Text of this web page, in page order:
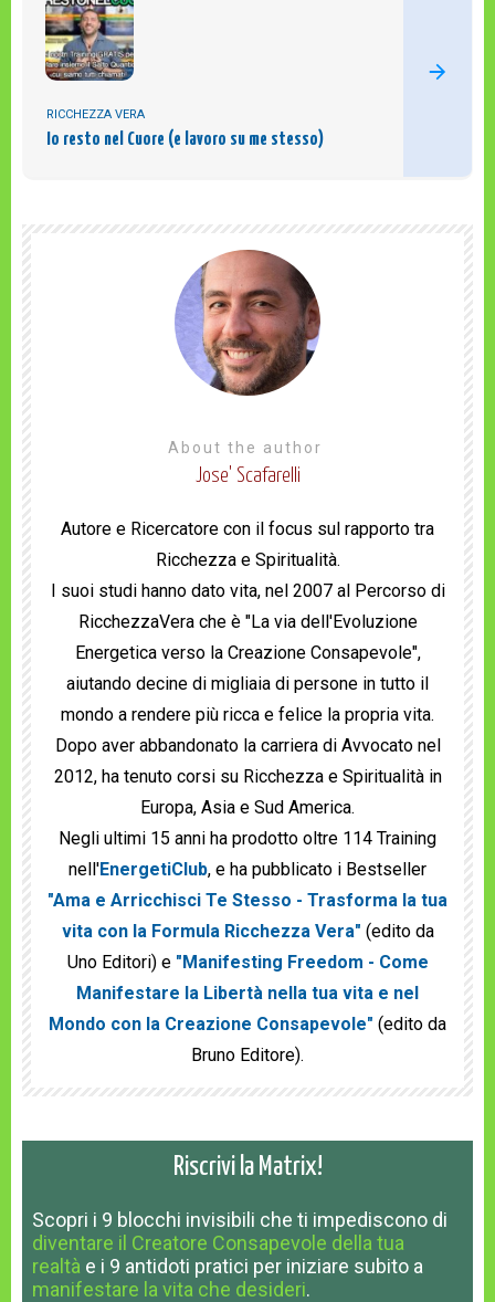
RICCHEZZA VERA
Io resto nel Cuore (e lavoro su me stesso)
About the author
Jose' Scafarelli
Autore e Ricercatore con il focus sul rapporto tra
Ricchezza e Spiritualità.
I suoi studi hanno dato vita, nel 2007 al Percorso di
RicchezzaVera che è "La via dell'Evoluzione
Energetica verso la Creazione Consapevole",
aiutando decine di migliaia di persone in tutto il
mondo a rendere più ricca e felice la propria vita.
Dopo aver abbandonato la carriera di Avvocato nel
2012, ha tenuto corsi su Ricchezza e Spiritualità in
Europa, Asia e Sud America.
Negli ultimi 15 anni ha prodotto oltre 114 Training
nell'EnergetiClub, e ha pubblicato i Bestseller
"Ama e Arricchisci Te Stesso - Trasforma la tua
vita con la Formula Ricchezza Vera" (edito da
Uno Editori) e "Manifesting Freedom - Come
Manifestare la Libertà nella tua vita e nel
Mondo con la Creazione Consapevole" (edito da
Bruno Editore).
Riscrivi la Matrix!
Scopri i 9 blocchi invisibili che ti impediscono di
diventare il Creatore Consapevole della tua
realtà e i 9 antidoti pratici per iniziare subito a
manifestare la vita che desideri.